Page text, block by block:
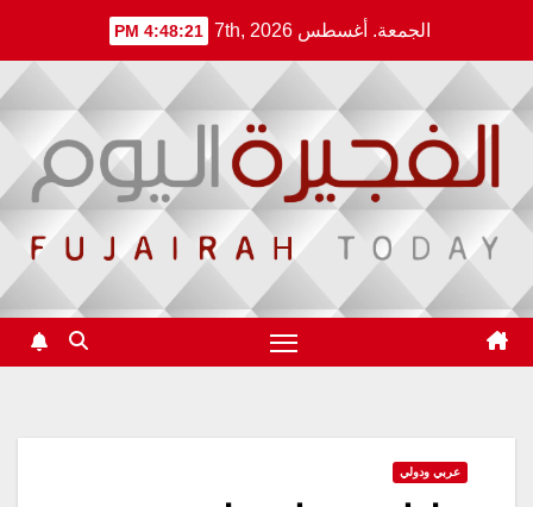
content
الجمعة. أغسطس 7th, 2026 4:48:21 PM
عربي ودولي